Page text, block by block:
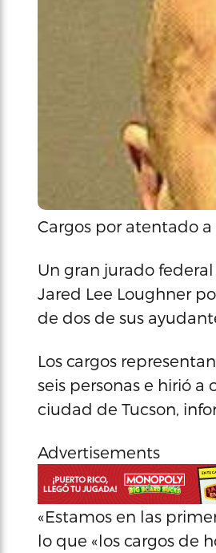
Cargos por atentado a
Un gran jurado
Jared Lee Loughner
de dos de sus
Los cargos
seis personas e hirió
ciudad de Tucson,
Advertisements
«Estamos en las
lo que «los cargos de